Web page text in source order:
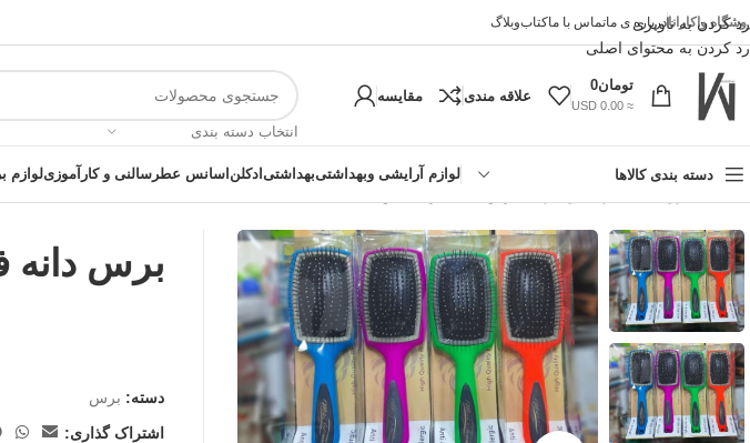
رد کردن به ناوبری
رد کردن به محتوای اصلی
!تجربه یک خرید عالی فرصت را از دست ندهید
واکارانادرباره ی ماتماس با ماکتابوبلاگ
تومان0
≈ 0.00 USD
علاقه مندی مقایسه
انتخاب دسته بندی
دسته بندی کالاها لوازم آرایشی وبهداشتیبهداشتی ادکلن اسانس عطر سالنی و کارآموزیلوازم
برس دانه
دسته: برس
اشتراک گذاری: